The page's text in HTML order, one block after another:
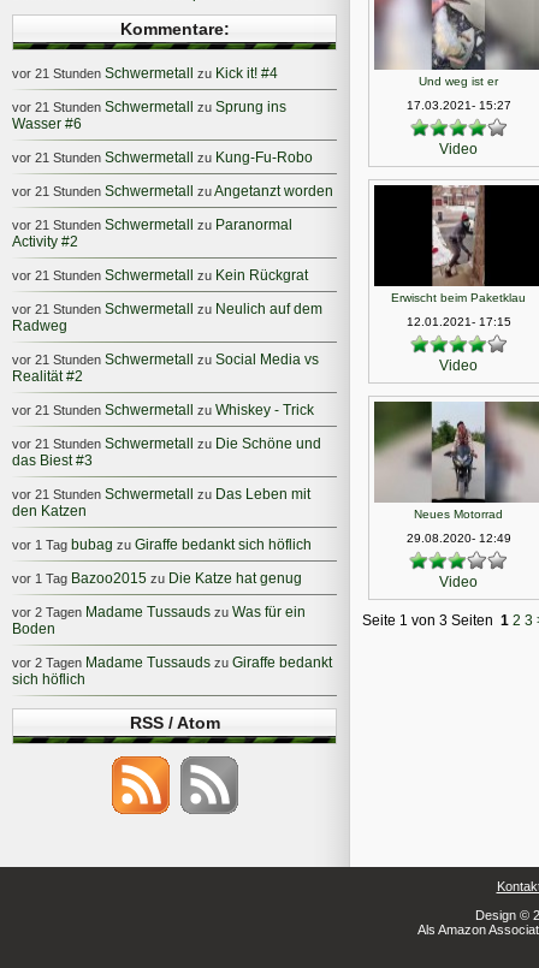
Und weg ist er
17.03.2021- 15:27
Video
Erwischt beim Paketklau
12.01.2021- 17:15
Video
Neues Motorrad
29.08.2020- 12:49
Video
Seite 1 von 3 Seiten 1 2 3
Kommentare:
vor 21 Stunden Schwermetall zu Kick it! #4
vor 21 Stunden Schwermetall zu Sprung ins
Wasser #6
vor 21 Stunden Schwermetall zu Kung-Fu-Robo
vor 21 Stunden Schwermetall zuAngetanzt worden
vor 21 Stunden Schwermetall zu Paranormal
Activity #2
vor 21 Stunden Schwermetall zu Kein Rückgrat
vor 21 Stunden Schwermetall zu Neulich auf dem
Radweg
vor 21 Stunden Schwermetall zu Social Media vs
Realität #2
vor 21 Stunden Schwermetall zu Whiskey - Trick
vor 21 Stunden Schwermetall zu Die Schöne und
das Biest #3
vor 21 Stunden Schwermetall zu Das Leben mit
den Katzen
vor 1 Tag bubag zu Giraffe bedankt sich höflich
vor 1 Tag Bazoo2015 zu Die Katze hat genug
vor 2 Tagen Madame Tussauds zu Was für ein
Boden
vor 2 Tagen Madame Tussauds zu Giraffe bedankt
sich höflich
RSS / Atom
Design ©
Als Amazon